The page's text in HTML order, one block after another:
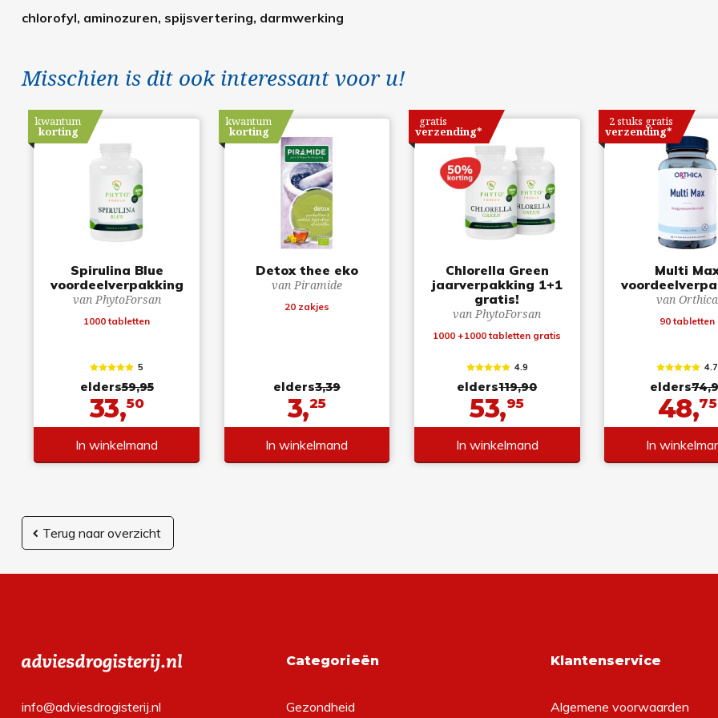
chlorofyl, aminozuren, spijsvertering, darmwerking
Misschien is dit ook interessant voor u!
Spirulina Blue
voordeelverpakking
van PhytoForsan
1000 tabletten
kwantum
korting
5
elders59,95
33,50
In winkelmand
Detox thee eko
van Piramide
20 zakjes
kwantum
korting
elders3,39
3,25
In winkelmand
Chlorella Green
jaarverpakking 1+1
gratis!
van PhytoForsan
1000 +1000 tabletten gratis
gratis
verzending*
4.9
elders119,90
53,95
In winkelmand
Multi
van Orthica
90 tabletten
2 stuks gratis
verzending*
4.7
elders
48,75
In
Terug naar overzicht
info@adviesdrogisterij.nl
Categorieën
Gezondheid
Klantenservice
Algemene voorwaarden